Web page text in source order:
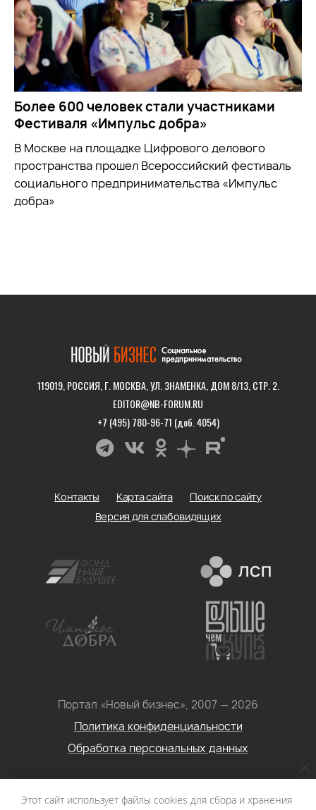
Более 600 человек стали участниками
Фестиваля «Импульс добра»
В Москве на площадке Цифрового делового
пространства прошел Всероссийский фестиваль
социального предпринимательства «Импульс
добра»
119019, РОССИЯ, Г. МОСКВА, УЛ. ЗНАМЕНКА, ДОМ 8/13, СТР. 2.
EDITOR@NB-FORUM.RU
+7 (495) 780-96-71 (доб. 4054)
Портал «Новый бизнес», 2007 — 2026
Политика конфиденциальности
Обработка персональных данных
Контакты Карта сайта
Поиск по сайту
Версия для слабовидящих
Условия использования информации с сайта: Материалы
Этот сайт использует файлы cookies для сбора и хранения